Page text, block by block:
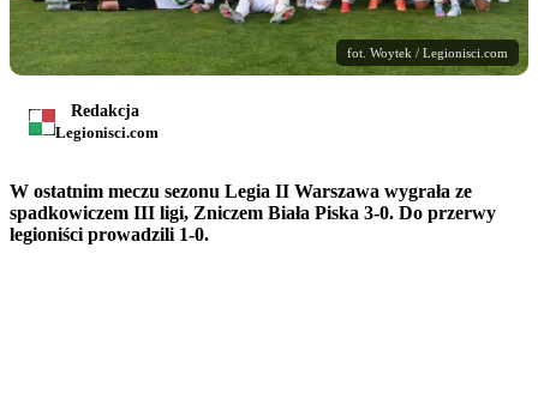
fot. Woytek / Legionisci.com
Redakcja
Legionisci.com
W ostatnim meczu sezonu Legia II Warszawa wygrała ze
spadkowiczem III ligi, Zniczem Biała Piska 3-0. Do przerwy
legioniści prowadzili 1-0.